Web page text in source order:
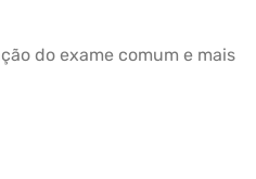
do exame comum e mais